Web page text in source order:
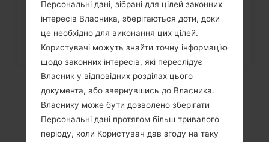
Персональні дані, зібрані для цілей законних
інтересів Власника, зберігаються доти, доки
це необхідно для виконання цих цілей.
Користувачі можуть знайти точну інформацію
щодо законних інтересів, які переслідує
Власник у відповідних розділах цього
документа, або звернувшись до Власника.
Власнику може бути дозволено зберігати
Персональні дані протягом більш тривалого
періоду, коли Користувач дав згоду на таку